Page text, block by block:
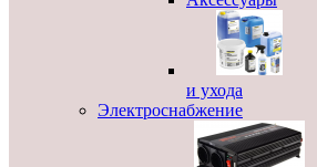
и ухода
Электроснабжение